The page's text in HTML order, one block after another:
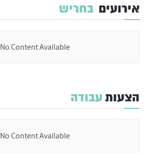
אירועים בחריש
No Content Available
הצעותעבודה
No Content Available